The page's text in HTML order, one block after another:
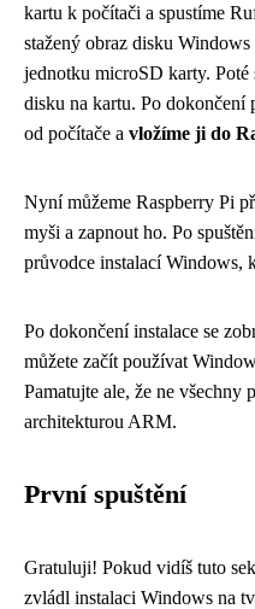
kartu k počítači a spustíme
stažený obraz disku
jednotku microSD karty. Poté
disku na kartu. Po dokončení
od počítače a vložíme ji do
Nyní můžeme Raspberry Pi
myši a zapnout ho. Po
průvodce instalací Windows,
Po dokončení instalace se
můžete začít používat
Pamatujte ale, že ne
architekturou ARM.
První spuštění
Gratuluji! Pokud vidíš tuto
zvládl instalaci Windows na